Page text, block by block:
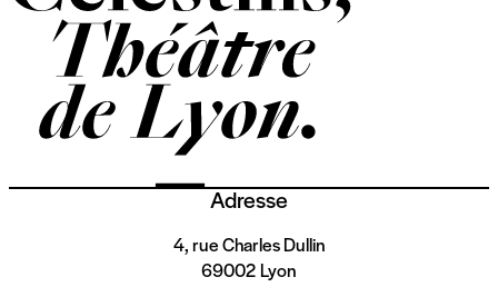
Adresse
4, rue Charles Dullin
69002 Lyon